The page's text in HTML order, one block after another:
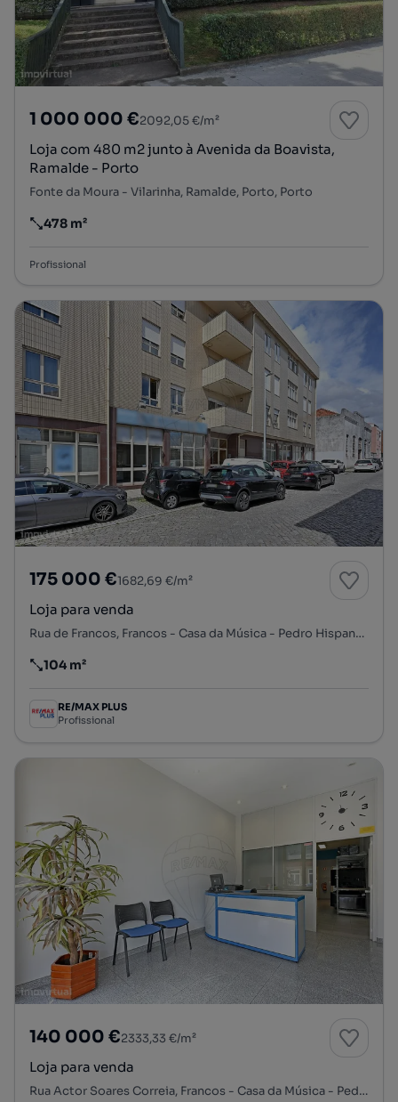
1 000 000 €2092,05 €/m²
Loja com 480 m2 junto à Avenida da Boavista,
Ramalde - Porto
Fonte da Moura - Vilarinha, Ramalde, Porto, Porto
Preço por metro quadrado
478 m²
Profissional
175 000 €1682,69 €/m²
Loja para venda
Rua de Francos, Francos - Casa da Música - Pedro Hispano, Ramalde, Porto, Porto
Preço por metro quadrado
104 m²
RE/MAX PLUS
Profissional
140 000 €2333,33 €/m²
Loja para venda
Rua Actor Soares Correia, Francos - Casa da Música - Pedro Hispano, Ramalde, Porto, Porto